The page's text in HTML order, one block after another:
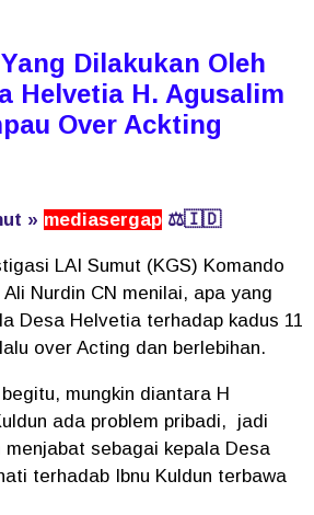
Dilakukan Oleh
Helvetia H. Agusalim
Over Ackting
» mediasergap ⚖️🇮🇩
LAI Sumut (KGS) Komando
Nurdin CN menilai, apa yang
Desa Helvetia terhadap kadus 11
over Acting dan berlebihan.
mungkin diantara H
ada problem pribadi, jadi
menjabat sebagai kepala Desa
terhadab Ibnu Kuldun terbawa